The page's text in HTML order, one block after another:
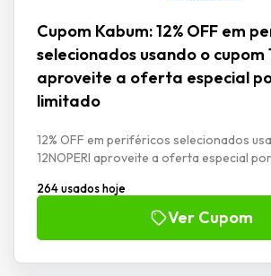
Cupom Kabum: 12% OFF em
selecionados usando o cupom
aproveite a oferta especial
limitado
12% OFF em periféricos selecionados
12NOPERI aproveite a oferta especial
264 usados hoje
Ver Cupom